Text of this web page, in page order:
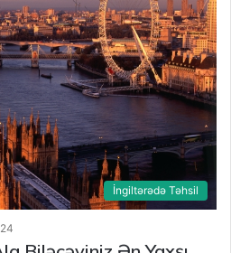
İngiltərədə Təhsil